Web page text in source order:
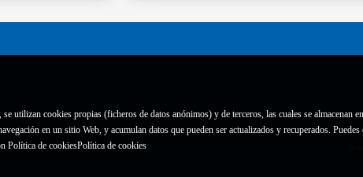
utilizan cookies propias (ficheros de datos anónimos) y de terceros, las cuales se almacenan
en un sitio Web, y acumulan datos que pueden ser actualizados y recuperados.
Política de cookiesPolítica de cookies